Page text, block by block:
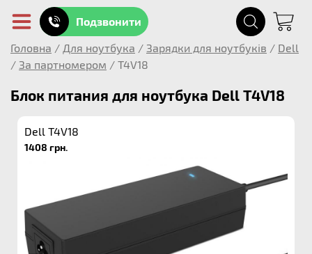
Подзвонити
Головна / Для ноутбука / Зарядки для ноутбуків / Dell
/ За партномером / T4V18
Блок питания для ноутбука Dell T4V18
Dell T4V18
1408 грн.